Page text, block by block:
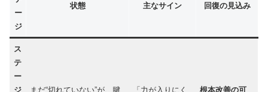
ー
ジ
状態 主なサイン 回復の見込み
ス
テ
ー
ジ
まだ“切れていない”が、腱
「力が入りにく
根本改善の可